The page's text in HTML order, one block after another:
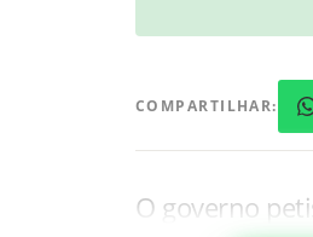
COMPARTILHAR:
O governo